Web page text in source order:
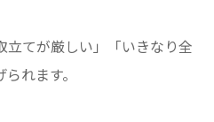
立てが厳しい」「いきなり全
れます。